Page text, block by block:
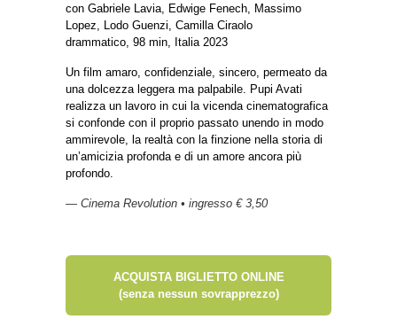
con Gabriele Lavia, Edwige Fenech, Massimo
Lopez, Lodo Guenzi, Camilla Ciraolo
drammatico, 98 min, Italia 2023
Un film amaro, confidenziale, sincero, permeato da
una dolcezza leggera ma palpabile. Pupi Avati
realizza un lavoro in cui la vicenda cinematografica
si confonde con il proprio passato unendo in modo
ammirevole, la realtà con la finzione nella storia di
un’amicizia profonda e di un amore ancora più
profondo.
— Cinema Revolution • ingresso € 3,50
ACQUISTA BIGLIETTO ONLINE
(senza nessun sovrapprezzo)